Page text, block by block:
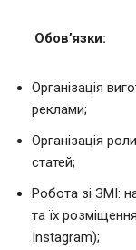
Обов’язки:
Організація
реклами;
Організація
статей;
Робота зі ЗМІ:
та їх
Instagram);